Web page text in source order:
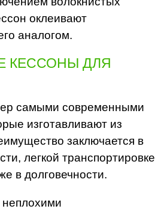
оклеивают
аналогом.
КЕССОНЫ ДЛЯ
самыми современными
изготавливают из
заключается в
легкой транспортировке
в долговечности.
неплохими